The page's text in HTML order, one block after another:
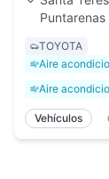
Puntarenas
TOYOTA
Aire
Aire
Vehículos